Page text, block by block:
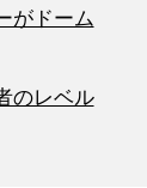
がドーム
のレベル